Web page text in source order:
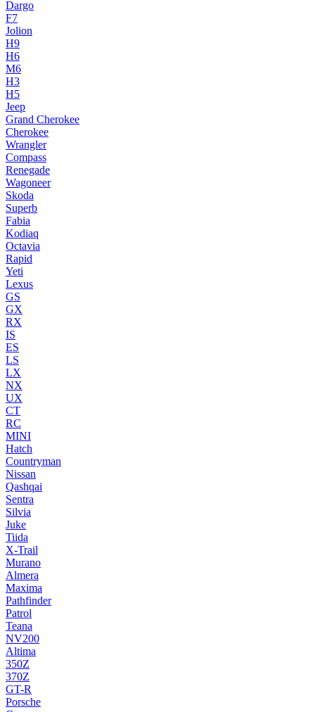
Dargo
F7
Jolion
H9
H6
M6
H3
H5
Jeep
Grand Cherokee
Cherokee
Wrangler
Compass
Renegade
Wagoneer
Skoda
Superb
Fabia
Kodiaq
Octavia
Rapid
Yeti
Lexus
GS
GX
RX
IS
ES
LS
LX
NX
UX
CT
RC
MINI
Hatch
Countryman
Nissan
Qashqai
Sentra
Silvia
Juke
Tiida
X-Trail
Murano
Almera
Maxima
Pathfinder
Patrol
Teana
NV200
Altima
350Z
370Z
GT-R
Porsche